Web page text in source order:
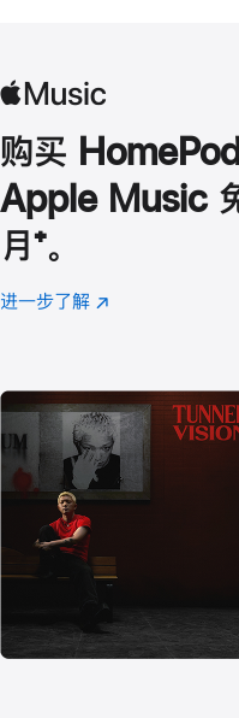
购买 HomePod
Apple Music
月 脚
注
⁺。
进一步了解 Apple
(在
口
中
打
开)